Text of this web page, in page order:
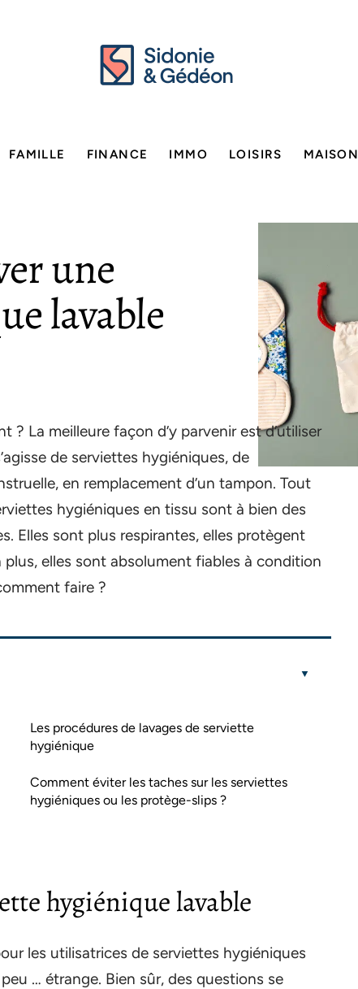
FAMILLE FINANCE IMMO LOISIRS MAISON
une
lavable
? La meilleure façon d’y parvenir est d’utiliser
de serviettes hygiéniques, de
en remplacement d’un tampon. Tout
hygiéniques en tissu sont à bien des
Elles sont plus respirantes, elles protègent
elles sont absolument fiables à condition
faire ?
Les procédures de lavages de serviette
hygiénique
Comment éviter les taches sur les serviettes
hygiéniques ou les protège-slips ?
hygiénique lavable
les utilisatrices de serviettes hygiéniques
… étrange. Bien sûr, des questions se